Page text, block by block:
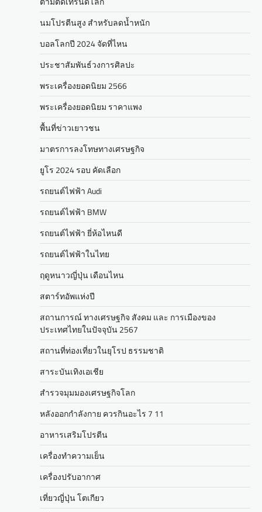
นมโปรตีนสูง สำหรับลดน้ำหนัก
บอลโลกปี 2024 จัดที่ไหน
ประชาสัมพันธ์วงการศิลปะ
พระเครื่องยอดนิยม 2566
พระเครื่องยอดนิยม ราคาแพง
พื้นที่ข่าวเยาวชน
มาตรการลงโทษทางเศรษฐกิจ
ยูโร 2024 รอบ คัดเลือก
รถยนต์ไฟฟ้า Audi
รถยนต์ไฟฟ้า BMW
รถยนต์ไฟฟ้า ยี่ห้อไหนดี
รถยนต์ไฟฟ้าในไทย
ฤดูหนาวญี่ปุ่น เดือนไหน
สตาร์ทอัพแห่งปี
สถานการณ์ ทางเศรษฐกิจ สังคม และ การเมืองของ
ประเทศไทยในปัจจุบัน 2567
สถานที่ท่องเที่ยวในยุโรป ธรรมชาติ
สาระบันเทิงเอเชีย
สำรวจมุมมองเศรษฐกิจโลก
หลังออกกําลังกาย ควรกินอะไร 7 11
อาหารเสริมโปรตีน
เครื่องทำความเย็น
เครื่องปรับอากาศ
เที่ยวญี่ปุ่น โตเกียว